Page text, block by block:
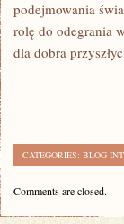
podejmowania
rolę do odegrania
dla dobra
CATEGORIES: BLOG
Comments are closed.